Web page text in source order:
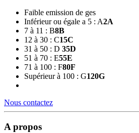
Faible emission de ges
Inférieur ou égale a 5 : A2A
7 à 11 : B8B
12 à 30 : C15C
31 à 50 : D 35D
51 à 70 : E55E
71 à 100 : F80F
Supérieur à 100 : G120G
Nous contactez
A propos